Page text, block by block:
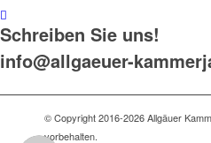
Schreiben Sie uns!
info@allgaeuer-
© Copyright 2016-2026 Allgäuer
vorbehalten.